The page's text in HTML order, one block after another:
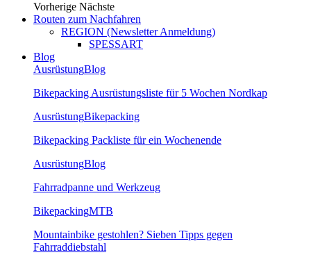
Vorherige Nächste
Routen zum Nachfahren
REGION (Newsletter Anmeldung)
SPESSART
Blog
AusrüstungBlog
Bikepacking Ausrüstungsliste für 5 Wochen Nordkap
AusrüstungBikepacking
Bikepacking Packliste für ein Wochenende
AusrüstungBlog
Fahrradpanne und Werkzeug
BikepackingMTB
Mountainbike gestohlen? Sieben Tipps gegen
Fahrraddiebstahl